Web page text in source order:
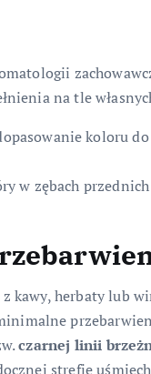
na tle
koloru
w zębach
kawy, herbaty lub
czarnej linii
strefie